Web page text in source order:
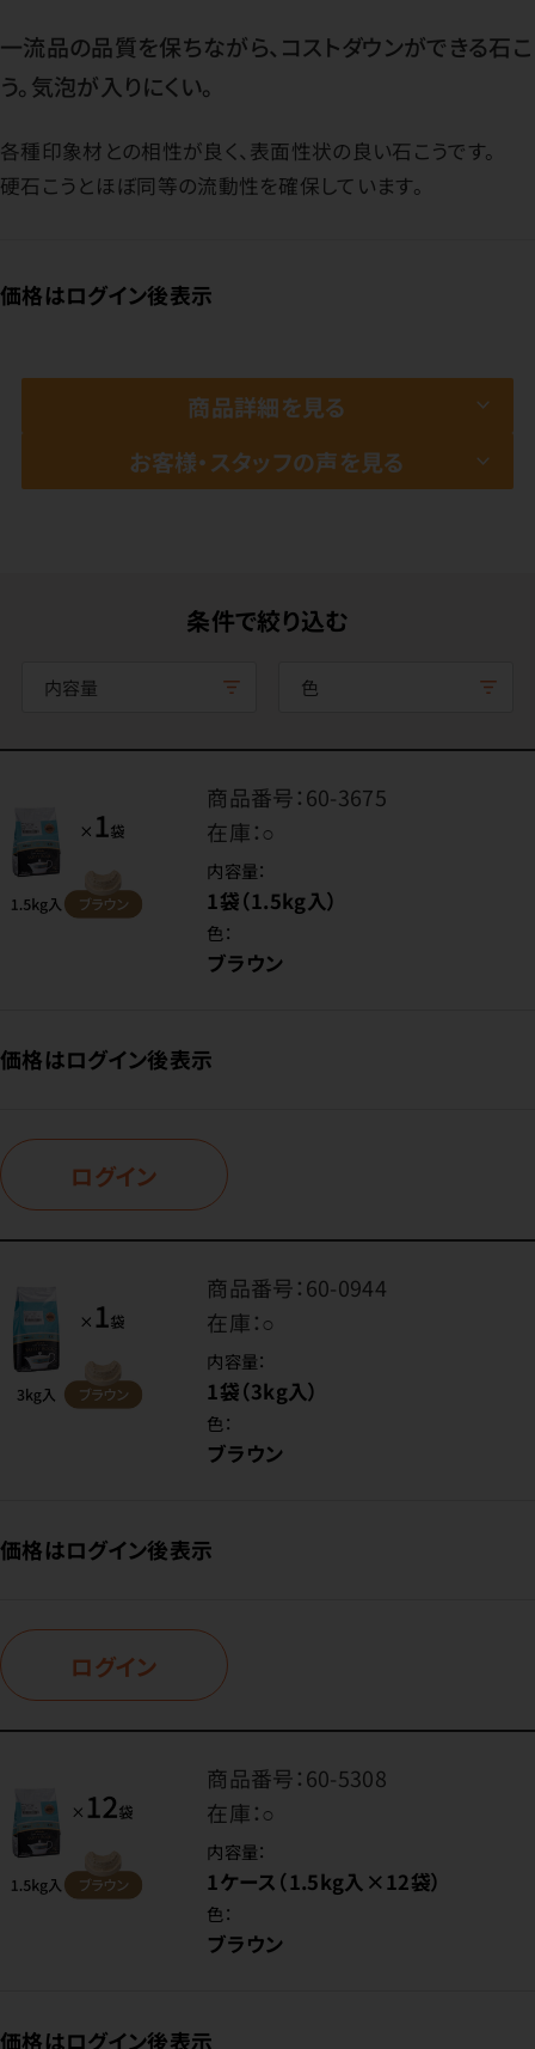
一流品の品質を保ちながら、コストダウンができる石こ
う。気泡が入りにくい。
各種印象材との相性が良く、表面性状の良い石こうです。
硬石こうとほぼ同等の流動性を確保しています。
価格はログイン後表示
商品詳細を見る
お客様・スタッフの声を見る
条件で絞り込む
内容量 色
商品番号：60-3675
在庫：○
内容量：
1袋（1.5kg入）
色：
ブラウン
価格はログイン後表示
ログイン
商品番号：60-0944
在庫：○
内容量：
1袋（3kg入）
色：
ブラウン
価格はログイン後表示
ログイン
商品番号：60-5308
在庫：○
内容量：
1ケース（1.5kg入×12袋）
色：
ブラウン
価格はログイン後表示